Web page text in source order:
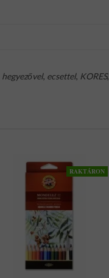
hegyezővel, ecsettel, KORES,
RAKTÁRON